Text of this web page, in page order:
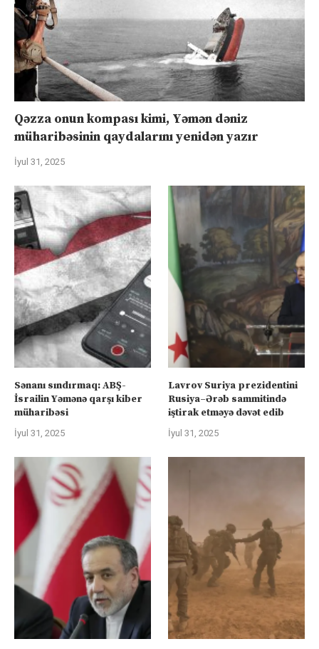
Qəzza onun kompası kimi, Yəmən dəniz
müharibəsinin qaydalarını yenidən yazır
İyul 31, 2025
Sənanı sındırmaq: ABŞ-
İsrailin Yəmənə qarşı kiber
müharibəsi
İyul 31, 2025
Lavrov Suriya prezidentini
Rusiya–Ərəb sammitində
iştirak etməyə dəvət edib
İyul 31, 2025